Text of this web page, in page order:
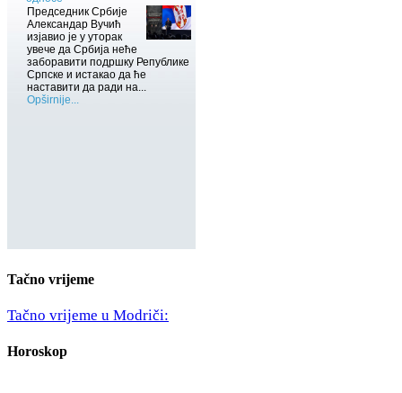
Tačno vrijeme
Tačno vrijeme u Modriči:
Horoskop